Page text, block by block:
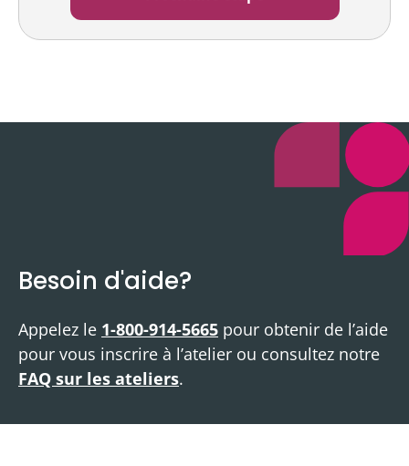
Besoin d'aide?
Appelez le 1-800-914-5665 pour obtenir de l’aide
pour vous inscrire à l’atelier ou consultez notre
FAQ sur les ateliers.